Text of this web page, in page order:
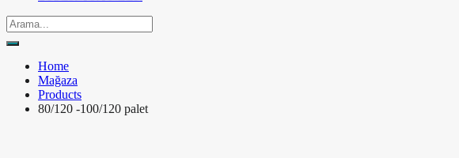
Home
Mağaza
Products
80/120 -100/120 palet